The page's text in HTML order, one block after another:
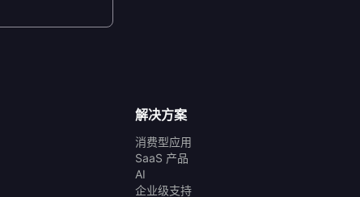
解决方案
消费型应用
SaaS 产品
AI
企业级支持